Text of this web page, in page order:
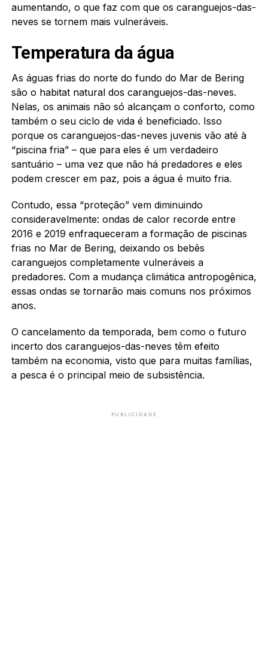
aumentando, o que faz com que os caranguejos-das-
neves se tornem mais vulneráveis.
Temperatura da água
As águas frias do norte do fundo do Mar de Bering
são o habitat natural dos caranguejos-das-neves.
Nelas, os animais não só alcançam o conforto, como
também o seu ciclo de vida é beneficiado. Isso
porque os caranguejos-das-neves juvenis vão até à
“piscina fria” – que para eles é um verdadeiro
santuário – uma vez que não há predadores e eles
podem crescer em paz, pois a água é muito fria.
Contudo, essa “proteção” vem diminuindo
consideravelmente: ondas de calor recorde entre
2016 e 2019 enfraqueceram a formação de piscinas
frias no Mar de Bering, deixando os bebês
caranguejos completamente vulneráveis ​​a
predadores. Com a mudança climática antropogênica,
essas ondas se tornarão mais comuns nos próximos
anos.
O cancelamento da temporada, bem como o futuro
incerto dos caranguejos-das-neves têm efeito
também na economia, visto que para muitas famílias,
a pesca é o principal meio de subsistência.
PUBLICIDADE